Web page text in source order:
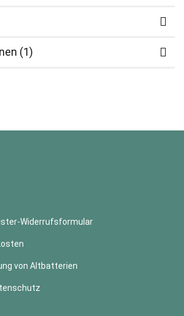
(1)
Widerrufsformular
von Altbatterien